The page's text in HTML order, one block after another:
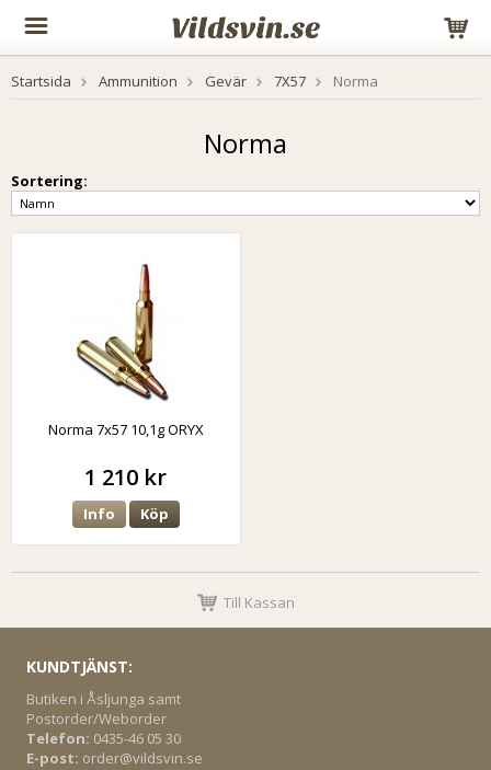
Startsida Ammunition Gevär 7X57 Norma
Norma
Sortering:
Norma 7x57 10,1g ORYX
1 210 kr
Info Köp
Till Kassan
KUNDTJÄNST:
Butiken i Åsljunga samt
Postorder/Weborder
Telefon: 0435-46 05 30
E-post: order@vildsvin.se